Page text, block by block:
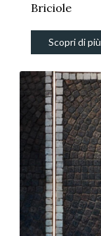
Briciole
Scopri di più